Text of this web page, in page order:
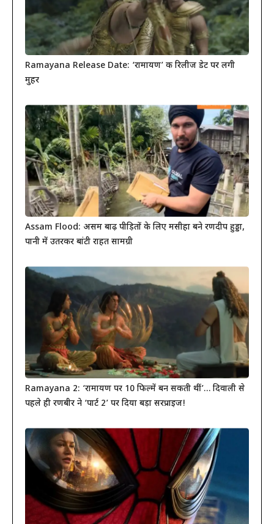
Ramayana Release Date: ‘रामायण’ की रिलीज डेट पर लगी
मुहर
Assam Flood: असम बाढ़ पीड़ितों के लिए मसीहा बने रणदीप हुड्डा,
पानी में उतरकर बांटी राहत सामग्री
Ramayana 2: ‘रामायण पर 10 फिल्में बन सकती थीं’… दिवाली से
पहले ही रणबीर ने ‘पार्ट 2’ पर दिया बड़ा सरप्राइज!